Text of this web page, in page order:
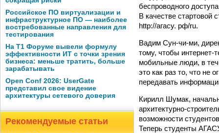
Российское ПО виртуализации и
инфраструктурное ПО — наиболее
востребованные направления для
тестирования
На Т1 Форуме вывели формулу
эффективности ИТ с точки зрения
бизнеса: меньше тратить, больше
зарабатывать
Open Conf 2026: UserGate
представил свое видение
архитектуры сетевого доверия
Рекомендуемые статьи
беспроводного
В качестве стартовой
http://агасу. рф/ru.
Вадим Сун-чи-ми,
тому, чтобы интернет-
мобильные люди, в
это как раз то, что не
передавать
Кирилл Шумак,
архитектурно-
возможности
Теперь студенты